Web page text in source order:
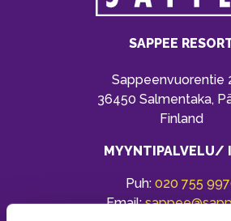
SAPPEE
Sappeenvuorentie
36450 Salmentaka,
Finland
MYYNTIPALVELU/
Puh: 020 755
Email: